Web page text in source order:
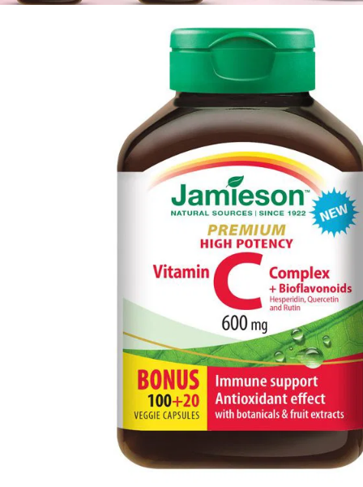
Jiné stránky Jamieson
Zadáním emailové adresy a odesláním formuláře udělujete svůj souhlas se
zpracováním osobních údajů pro účely marketingu. Pro bližší informace o
zpracování osobních údajů podívejte stránku Informace o zpracování
Zásady ochrany osobních údajů >>|Nastavení souborů cookies
© 2026 BENEPHARMA CZ, spol. s r.o. | web by cream